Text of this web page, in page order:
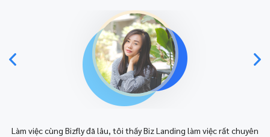
Làm việc cùng Bizfly đã lâu, tôi thấy Biz Landing làm việc rất chuyên